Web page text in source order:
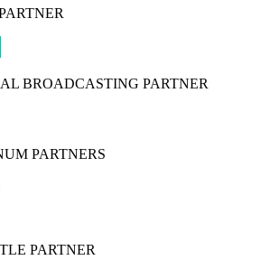
BROADCASTING PARTNER
PARTNERS
PARTNER